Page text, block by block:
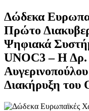
Δώδεκα
Πρώτο
Ψηφιακά
UNOC3 – Η Δρ.
Διακήρυξη του